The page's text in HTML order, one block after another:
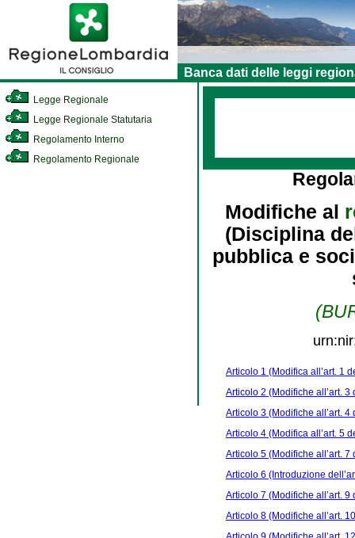
Banca dati delle leggi
Legge Regionale
Legge Regionale Statutaria
Regolamento Interno
Regolamento Regionale
Modifiche al
(Disciplina
pubblica e
Articolo 1 (Modifica all’art. 1
Articolo 2 (Modifiche all’art. 3
Articolo 3 (Modifiche all’art. 4
Articolo 4 (Modifica all’art. 5
Articolo 5 (Modifiche all’art. 7
Articolo 6 (Introduzione
Articolo 7 (Modifiche all’art. 9
Articolo 8 (Modifiche all’art.